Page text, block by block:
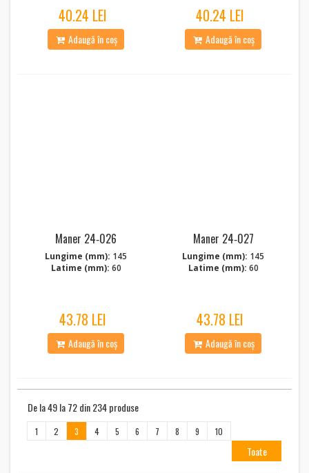
40.24 LEI
Adaugă în coș
40.24 LEI
Adaugă în coș
Maner 24‑026
Lungime (mm): 145
Latime (mm): 60
43.78 LEI
Adaugă în coș
Maner 24‑027
Lungime (mm): 145
Latime (mm): 60
43.78 LEI
Adaugă în coș
De la 49 la 72 din 234 produse
1 2 3 4 5 6 7 8 9 10
Toate